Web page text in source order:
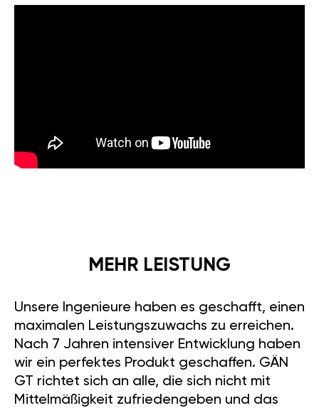
MEHR LEISTUNG
Unsere Ingenieure haben es geschafft, einen
maximalen Leistungszuwachs zu erreichen.
Nach 7 Jahren intensiver Entwicklung haben
wir ein perfektes Produkt geschaffen. GÄN
GT richtet sich an alle, die sich nicht mit
Mittelmäßigkeit zufriedengeben und das